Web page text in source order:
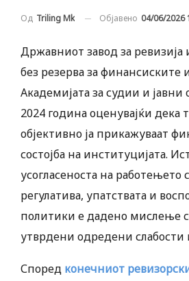
Од Triling Mk Објавено 04/06/2026
Државниот завод за
без резерва за финансиските
Академијата за судии и јавни
2024 година оценувајќи дека
објективно ја прикажуваат
состојба на институцијата.
усогласеноста на работењето
регулатива, упатствата и
политики е дадено мислење
утврдени одредени слабости
Според конечниот